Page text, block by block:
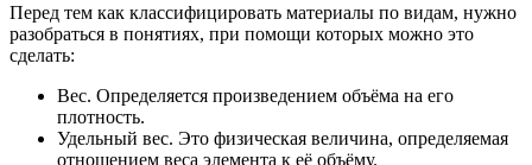
Перед тем как классифицировать материалы по видам, нужно
разобраться в понятиях, при помощи которых можно это
сделать:
Вес. Определяется произведением объёма на его
плотность.
Удельный вес. Это физическая величина, определяемая
отношением веса элемента к её объёму.